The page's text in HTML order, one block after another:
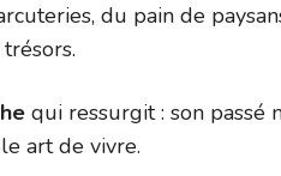
du pain de
qui ressurgit : son passé
art de vivre.